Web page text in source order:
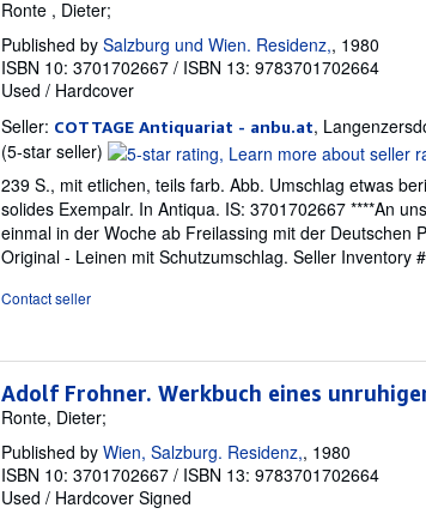
Ronte , Dieter;
Published by Salzburg und Wien. Residenz,, 1980
ISBN 10: 3701702667 / ISBN 13: 9783701702664
Used / Hardcover
Seller: COTTAGE Antiquariat - anbu.at,
(5-star seller) Seller
rating
5
out
of
5
239 S., mit etlichen, teils farb. Abb. Umschlag etwas
solides Exempalr. In Antiqua. IS: 3701702667 ****An
einmal in der Woche ab Freilassing mit der Deutschen
Original - Leinen mit Schutzumschlag. Seller Inventory
Contact seller
Adolf Frohner. Werkbuch eines
Ronte, Dieter;
Published by Wien, Salzburg. Residenz,, 1980
ISBN 10: 3701702667 / ISBN 13: 9783701702664
Used / Hardcover Signed